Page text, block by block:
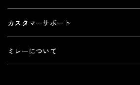
カスタマーサポート
ミレーについて